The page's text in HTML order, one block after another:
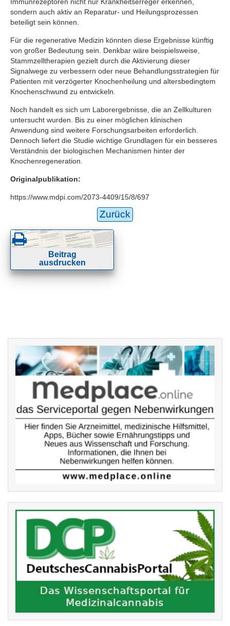
sondern auch aktiv an Reparatur- und Heilungsprozessen
beteiligt sein können.
Für die regenerative Medizin könnten diese Ergebnisse künftig
von großer Bedeutung sein. Denkbar wäre beispielsweise,
Stammzelltherapien gezielt durch die Aktivierung dieser
Signalwege zu verbessern oder neue Behandlungsstrategien für
Patienten mit verzögerter Knochenheilung und altersbedingtem
Knochenschwund zu entwickeln.
Noch handelt es sich um Laborergebnisse, die an Zellkulturen
untersucht wurden. Bis zu einer möglichen klinischen
Anwendung sind weitere Forschungsarbeiten erforderlich.
Dennoch liefert die Studie wichtige Grundlagen für ein besseres
Verständnis der biologischen Mechanismen hinter der
Knochenregeneration.
Originalpublikation:
https://www.mdpi.com/2073-4409/15/8/697
Zurück
Beitrag
ausdrucken